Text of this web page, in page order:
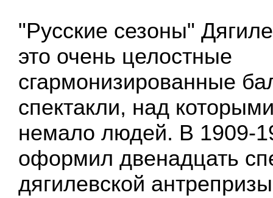
"Русские сезоны"
это очень целостные
сгармонизированные
спектакли, над
немало людей. В 1909-
оформил двенадцать
дягилевской